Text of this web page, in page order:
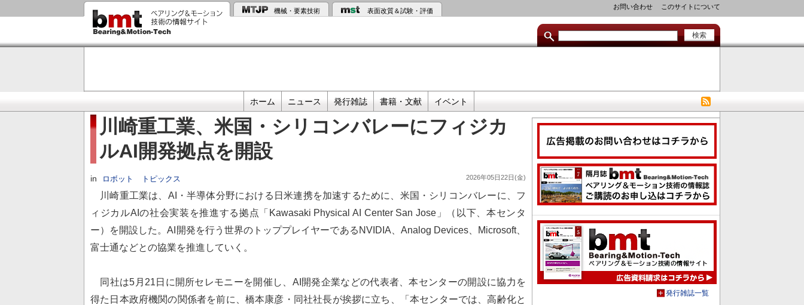
イ
ン
動
機械・要素技術 表面改質＆試験・評価
カ
ン
ン
ク
お問い合わせ このサイトについて
ラ
イ
リ
リ
ク
ホーム ニュース 発行雑誌 書籍・文献 イベント
川崎重工業、米国・シリコンバレーにフィジカ
ルAI開発拠点を開設
2026年05日22日(金)
in ロボット トピックス
川崎重工業は、AI・半導体分野における日米連携を加速するために、米国・シリコンバレーに、フ
ィジカルAIの社会実装を推進する拠点「Kawasaki Physical AI Center San Jose」（以下、本センタ
ー）を開設した。AI開発を行う世界のトッププレイヤーであるNVIDIA、Analog Devices、Microsoft、
富士通などとの協業を推進していく。
同社は5月21日に開所セレモニーを開催し、AI開発企業などの代表者、本センターの開設に協力を
得た日本政府機関の関係者を前に、橋本康彦・同社社長が挨拶に立ち、「本センターでは、高齢化と
発行雑誌一覧